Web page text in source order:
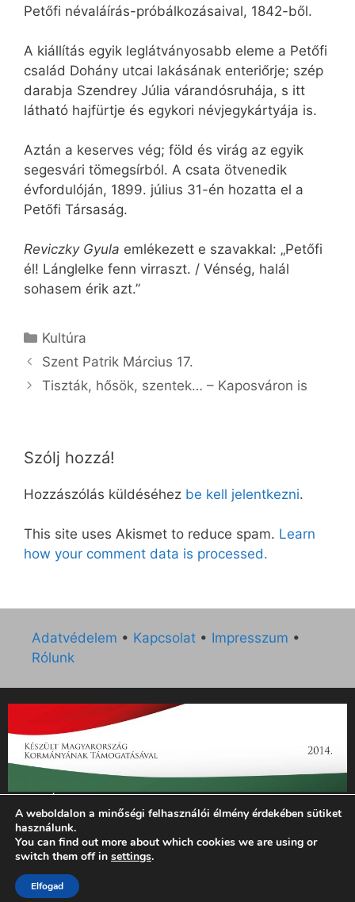
Petőfi névaláírás-próbálkozásaival, 1842-ből.
A kiállítás egyik leglátványosabb eleme a Petőfi
család Dohány utcai lakásának enteriőrje; szép
darabja Szendrey Júlia várandósruhája, s itt
látható hajfürtje és egykori névjegykártyája is.
Aztán a keserves vég; föld és virág az egyik
segesvári tömegsírból. A csata ötvenedik
évfordulóján, 1899. július 31-én hozatta el a
Petőfi Társaság.
Reviczky Gyula emlékezett e szavakkal: „Petőfi
él! Lánglelke fenn virraszt. / Vénség, halál
sohasem érik azt.”
Kategória
Kultúra
Szent Patrik Március 17.
Tiszták, hősök, szentek… – Kaposváron is
Szólj hozzá!
Hozzászólás küldéséhez be kell jelentkezni.
This site uses Akismet to reduce spam. Learn
how your comment data is processed.
Adatvédelem • Kapcsolat • Impresszum •
Rólunk
„Az Új Ember katolikus hetilap 2014. évi működésének
támogatását az EGYH-KCP-14-P-0121 sz. támogatási
szerződés keretében 3 000 000 Ft összegben támogatta az
Emberi Erőforrások Minisztériuma.”
© 2026 Magyar Kurír - Új Ember
A weboldalon a minőségi felhasználói élmény érdekében sütiket
használunk.
You can find out more about which cookies we are using or
switch them off in settings.
Elfogad